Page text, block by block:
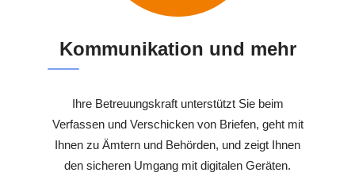
Kommunikation und mehr
Ihre Betreuungskraft unterstützt Sie beim
Verfassen und Verschicken von Briefen, geht mit
Ihnen zu Ämtern und Behörden, und zeigt Ihnen
den sicheren Umgang mit digitalen Geräten.